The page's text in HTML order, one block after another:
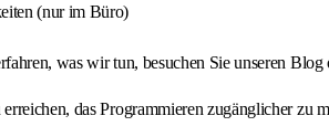
(nur im Büro)
was wir tun, besuchen Sie unseren
das Programmieren zugänglicher zu